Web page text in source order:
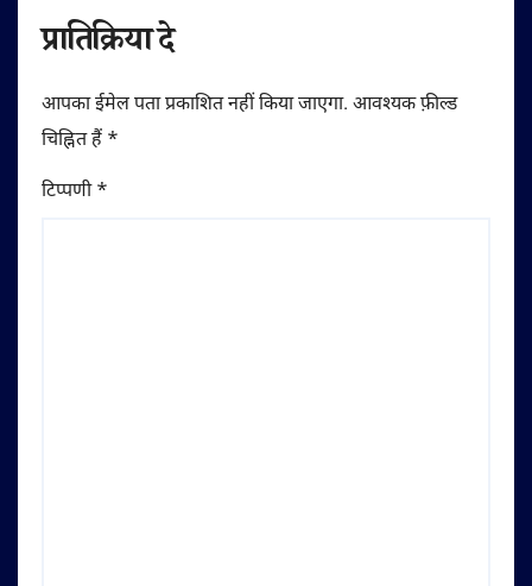
प्रातिक्रिया दे
आपका ईमेल पता प्रकाशित नहीं किया जाएगा. आवश्यक फ़ील्ड
चिह्नित हैं *
टिप्पणी*